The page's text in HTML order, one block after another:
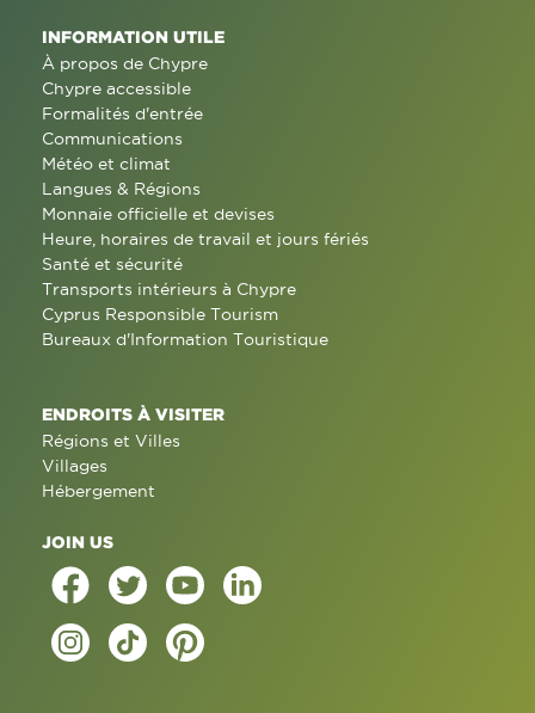
INFORMATION UTILE
À propos de Chypre
Chypre accessible
Formalités d'entrée
Communications
Météo et climat
Langues & Régions
Monnaie officielle et devises
Heure, horaires de travail et jours fériés
Santé et sécurité
Transports intérieurs à Chypre
Cyprus Responsible Tourism
Bureaux d'Information Touristique
ENDROITS À VISITER
Régions et Villes
Villages
Hébergement
JOIN US